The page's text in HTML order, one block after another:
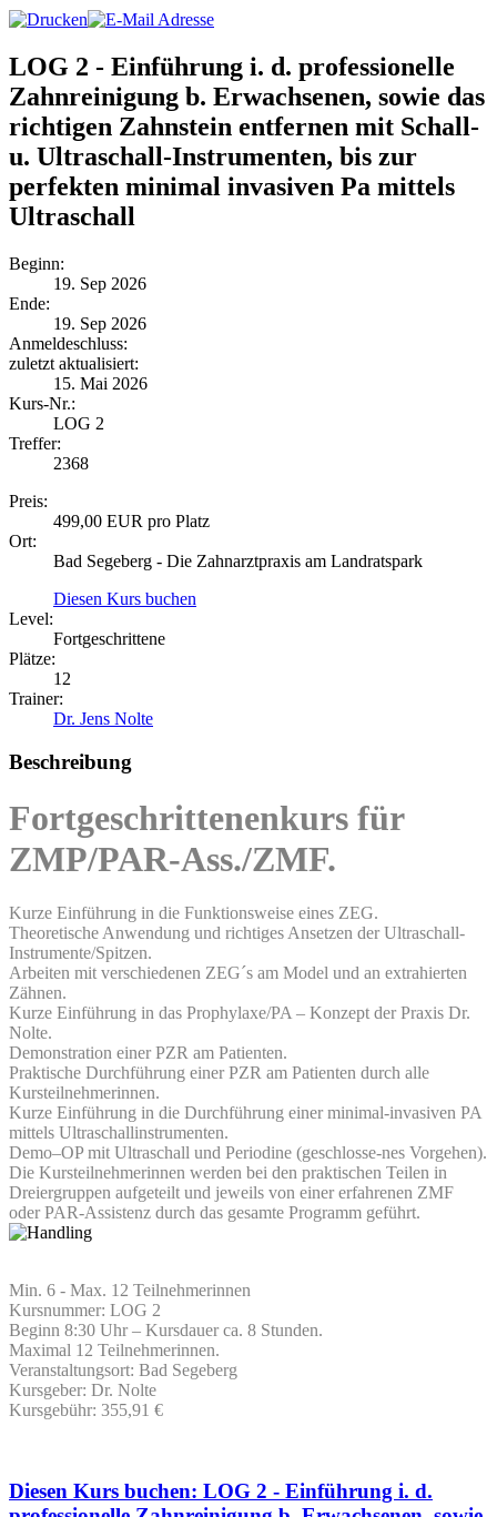
LOG 2 - Einführung i. d. professionelle
Zahnreinigung b. Erwachsenen, sowie das
richtigen Zahnstein entfernen mit Schall-
u. Ultraschall-Instrumenten, bis zur
perfekten minimal invasiven Pa mittels
Ultraschall
Beginn:
19. Sep 2026
Ende:
19. Sep 2026
Anmelde​schluss:
zuletzt aktualisiert:
15. Mai 2026
Kurs-Nr.:
LOG 2
Treffer:
2368
Preis:
499,00 EUR pro Platz
Ort:
Bad Segeberg - Die Zahnarztpraxis am Landratspark
Diesen Kurs buchen
Level:
Fortgeschrittene
Plätze:
12
Trainer:
Dr. Jens Nolte
Beschreibung
Fortgeschrittenenkurs für
ZMP/PAR-Ass./ZMF.
Kurze Einführung in die Funktionsweise eines ZEG.
Theoretische Anwendung und richtiges Ansetzen der Ultraschall-
Instrumente/Spitzen.
Arbeiten mit verschiedenen ZEG´s am Model und an extrahierten
Zähnen.
Kurze Einführung in das Prophylaxe/PA – Konzept der Praxis Dr.
Nolte.
Demonstration einer PZR am Patienten.
Praktische Durchführung einer PZR am Patienten durch alle
Kursteilnehmerinnen.
Kurze Einführung in die Durchführung einer minimal-invasiven PA
mittels Ultraschallinstrumenten.
Demo–OP mit Ultraschall und Periodine (geschlosse-nes Vorgehen).
Die Kursteilnehmerinnen werden bei den praktischen Teilen in
Dreiergruppen aufgeteilt und jeweils von einer erfahrenen ZMF
oder PAR-Assistenz durch das gesamte Programm geführt.
Min. 6 - Max. 12 Teilnehmerinnen
Kursnummer: LOG 2
Beginn 8:30 Uhr – Kursdauer ca. 8 Stunden.
Maximal 12 Teilnehmerinnen.
Veranstaltungsort: Bad Segeberg
Kursgeber: Dr. Nolte
Kursgebühr: 355,91 €
Diesen Kurs buchen: LOG 2 - Einführung i. d.